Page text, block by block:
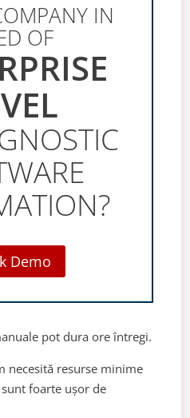
IN
OF
Demo
pot dura ore întregi.
necesită resurse minime
foarte ușor de